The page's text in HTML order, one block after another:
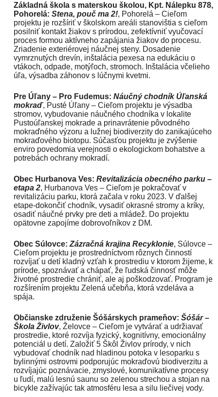
Základná škola s materskou školou, Kpt. Nálepku 878,
Pohorelá: Stena, pouč ma 2!, Pohorelá – Cieľom
projektu je rozšíriť v školskom areáli stanovištia s cieľom
posilniť kontakt žiakov s prírodou, zefektívniť vyučovací
proces formou aktívneho zapájania žiakov do procesu.
Zriadenie exteriérovej náučnej steny. Dosadenie
vymrznutých drevín, inštalácia pexesa na edukáciu o
vtákoch, odpade, motýľoch, stromoch. Inštalácia včelieho
úľa, výsadba záhonov s lúčnymi kvetmi.
Pre Úľany – Pro Fudemus: Náučný chodník Úľanská
mokraď, Pusté Úľany – Cieľom projektu je výsadba
stromov, vybudovanie náučného chodníka v lokalite
Pustoúľanskej mokrade a prinavrátenie pôvodného
mokraďného výzoru a lužnej biodiverzity do zanikajúceho
mokraďového biotopu. Súčasťou projektu je zvýšenie
enviro povedomia verejnosti o ekologickom bohatstve a
potrebách ochrany mokradí.
Obec Hurbanova Ves: Revitalizácia obecného parku –
etapa 2, Hurbanova Ves – Cieľom je pokračovať v
revitalizáciu parku, ktorá začala v roku 2023. V ďalšej
etape-dokončiť chodník, vysadiť okrasné stromy a kríky,
osadiť náučné prvky pre deti a mládež. Do projektu
opätovne zapojíme dobrovoľníkov z DM.
Obec Súlovce: Zázračná krajina Recyklonie, Súlovce –
Cieľom projektu je prostredníctvom rôznych činností
rozvíjať u detí kladný vzťah k prostrediu v ktorom žijeme, k
prírode, spoznávať a chápať, že ľudská činnosť môže
životné prostredie chrániť, ale aj poškodzovať. Program je
rozšírením projektu Zelená učebňa, ktorá vzdeláva a
spája.
Občianske združenie Šóšárskych prameňov: Šóšár –
Škola Živlov, Želovce – Cieľom je vytvárať a udržiavať
prostredie, ktoré rozvíja fyzický, kognitívny, emocionálny
potenciál u detí. Založiť 5 Škôl Živlov prírody, v nich
vybudovať chodník nad hladinou potoka v lesoparku s
bylinnými ostrovmi podporujúc mokraďovú biodiverzitu a
rozvíjajúc poznávacie, zmyslové, komunikatívne procesy
u ľudí, malú lesnú saunu so zelenou strechou a stojan na
bicykle zažívajúc tak atmosféru lesa a silu liečivej vody.